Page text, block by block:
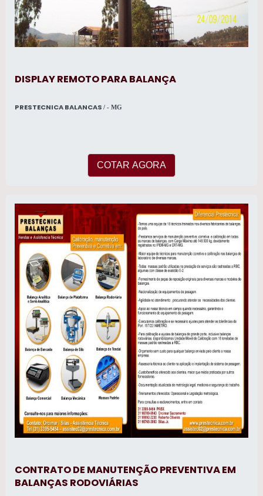
DISPLAY REMOTO PARA BALANÇA
PRESTECNICA BALANCAS / - MG
COTAR AGORA
CONTRATO DE MANUTENÇÃO PREVENTIVA EM
BALANÇAS RODOVIÁRIAS